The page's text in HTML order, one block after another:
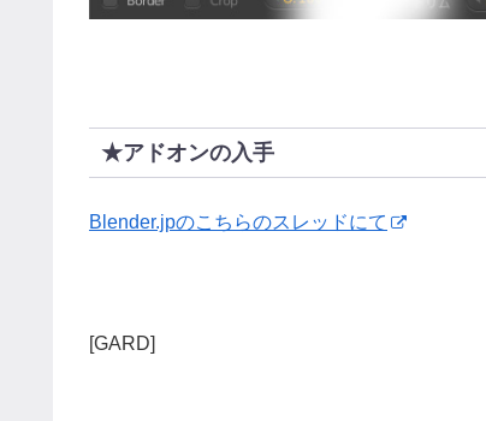
★アドオンの入手
Blender.jpのこちらのスレッドにて
[GARD]